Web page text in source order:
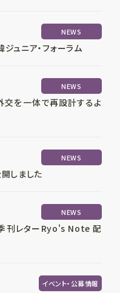
NEWS
ジュニア・フォーラム
NEWS
を一体で再設計するよ
NEWS
しました
NEWS
刊レターRyo's Note 配
イベント・公募情報